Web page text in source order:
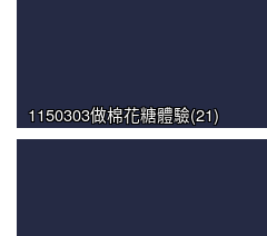
1150303做棉花糖體驗(21)